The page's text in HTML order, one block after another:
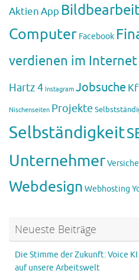
AktienApp
Computer Facebook
verdienen im Internet
Hartz 4 Instagram Jobsuche
Nischenseiten Projekte
Selbständigkeit
Unternehmer
Webdesign Webhosting
Neueste Beiträge
Die Stimme der Zukunft: Voice
auf unsere Arbeitswelt